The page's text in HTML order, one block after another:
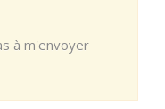
à m'envoyer